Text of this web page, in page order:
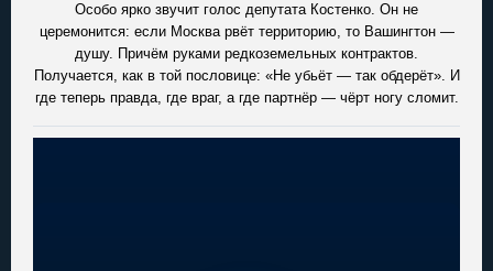
Особо ярко звучит голос депутата Костенко. Он не
церемонится: если Москва рвёт территорию, то Вашингтон —
душу. Причём руками редкоземельных контрактов.
Получается, как в той пословице: «Не убьёт — так обдерёт». И
где теперь правда, где враг, а где партнёр — чёрт ногу сломит.